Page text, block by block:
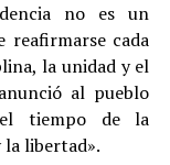
no es un
reafirmarse cada
la unidad y el
al pueblo
el tiempo de la
libertad».